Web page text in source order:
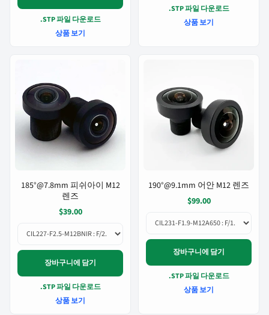
.STP 파일 다운로드
상품 보기
.STP 파일 다운로드
상품 보기
185°@7.8mm 피쉬아이 M12
렌즈
$39.00
장바구니에 담기
.STP 파일 다운로드
상품 보기
190°@9.1mm 어안 M12 렌즈
$99.00
장바구니에 담기
.STP 파일 다운로드
상품 보기